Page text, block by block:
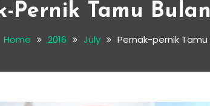
Pernik Tamu
Home 2016 July Pernak-pernik